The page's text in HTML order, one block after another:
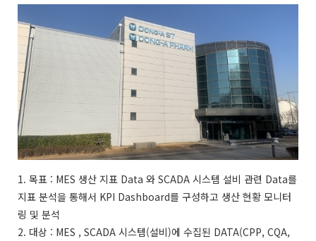
1. 목표 : MES 생산 지표 Data 와 SCADA 시스템 설비 관련 Data를
지표 분석을 통해서 KPI Dashboard를 구성하고 생산 현황 모니터
링 및 분석
2. 대상 : MES , SCADA 시스템(설비)에 수집된 DATA(CPP, CQA,